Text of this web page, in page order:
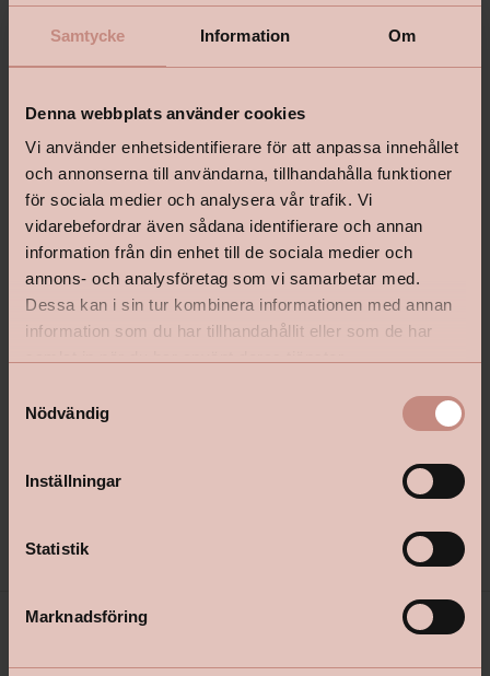
Samtycke Information Om
Denna webbplats använder cookies
Vi använder enhetsidentifierare för att anpassa innehållet
och annonserna till användarna, tillhandahålla funktioner
för sociala medier och analysera vår trafik. Vi
vidarebefordrar även sådana identifierare och annan
information från din enhet till de sociala medier och
annons- och analysföretag som vi samarbetar med.
Dessa kan i sin tur kombinera informationen med annan
information som du har tillhandahållit eller som de har
Nödvändig
Inställningar
Statistik
Marknadsföring